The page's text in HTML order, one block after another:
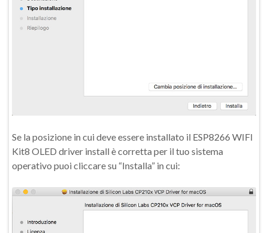
Se la posizione in cui deve essere installato il ESP8266 WIFI
Kit8 OLED driver install è corretta per il tuo sistema
operativo puoi cliccare su “Installa” in cui: